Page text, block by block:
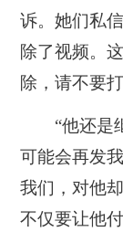
诉。她们私
除了视频。
除，请不要
“他还是
可能会再发
我们，对他
不仅要让他